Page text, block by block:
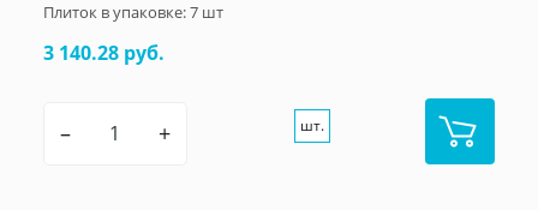
Плиток в упаковке:7 шт
3 140.28 руб.
– + шт.